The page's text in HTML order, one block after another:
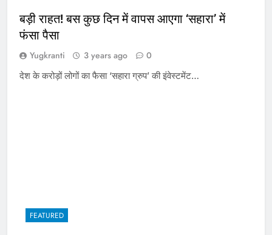
बड़ी राहत! बस कुछ दिन में वापस आएगा ‘सहारा’ में
फंसा पैसा
Yugkranti 3 years ago 0
देश के करोड़ों लोगों का फैसा ‘सहारा ग्रुप’ की इंवेस्टमेंट…
FEATURED